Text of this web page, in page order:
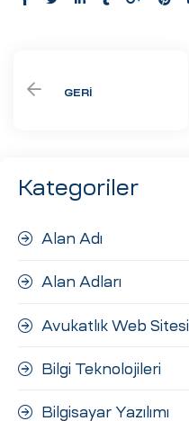
Share:
GERI
Kategoriler
Alan Adı
Alan Adları
Avukatlık Web Sitesi
Bilgi Teknolojileri
Bilgisayar Yazılımı